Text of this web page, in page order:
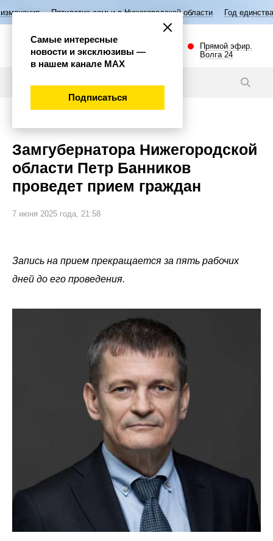
семьи в Нижегородской области Год единства народов России
Прямой эфир.
Волга 24
Замгубернатора Нижегородской
области Петр Банников
проведет прием граждан
7 июня 2025 года, 21:58
Запись на прием прекращается за пять рабочих
дней до его проведения.
Самые интересные
новости и эксклюзивы —
в нашем канале МАХ
Подписаться